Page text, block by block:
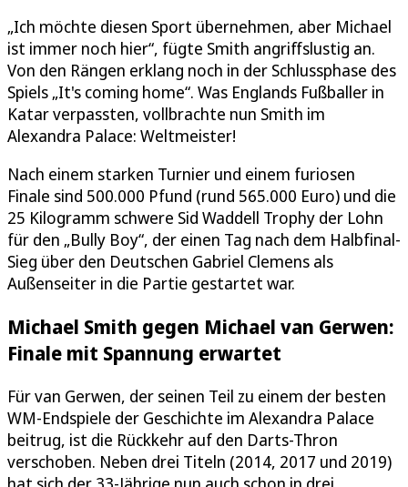
„Ich möchte diesen Sport übernehmen, aber Michael
ist immer noch hier“, fügte Smith angriffslustig an.
Von den Rängen erklang noch in der Schlussphase des
Spiels „It's coming home“. Was Englands Fußballer in
Katar verpassten, vollbrachte nun Smith im
Alexandra Palace: Weltmeister!
Nach einem starken Turnier und einem furiosen
Finale sind 500.000 Pfund (rund 565.000 Euro) und die
25 Kilogramm schwere Sid Waddell Trophy der Lohn
für den „Bully Boy“, der einen Tag nach dem Halbfinal-
Sieg über den Deutschen Gabriel Clemens als
Außenseiter in die Partie gestartet war.
Michael Smith gegen Michael van Gerwen:
Finale mit Spannung erwartet
Für van Gerwen, der seinen Teil zu einem der besten
WM-Endspiele der Geschichte im Alexandra Palace
beitrug, ist die Rückkehr auf den Darts-Thron
verschoben. Neben drei Titeln (2014, 2017 und 2019)